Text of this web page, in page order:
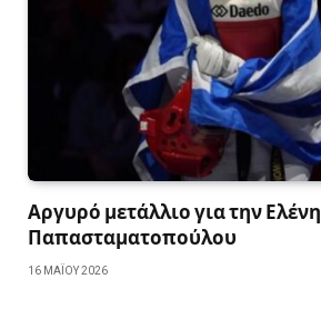
Αργυρό μετάλλιο για την Ελένη
Παπασταματοπούλου
16 ΜΑΪ́ΟΥ 2026